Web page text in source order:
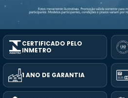
CERTIFICADO PELO
INMETRO
1 ANO DE GARANTIA